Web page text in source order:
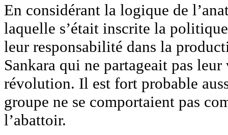
En considérant la logique de
laquelle s’était inscrite la
leur responsabilité dans la
Sankara qui ne partageait pas
révolution. Il est fort probable
groupe ne se comportaient pas
l’abattoir.